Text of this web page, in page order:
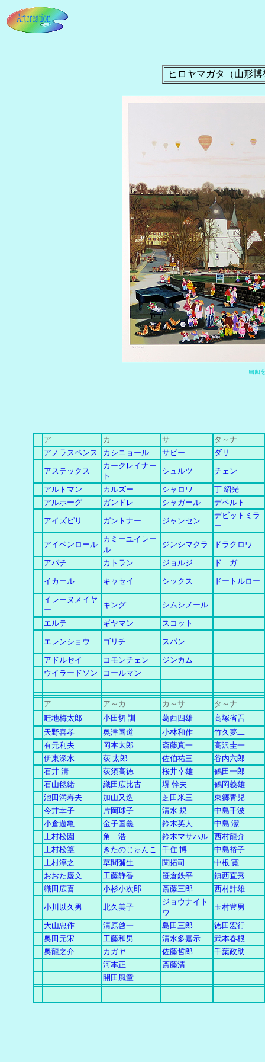
ヒロヤマガタ（山形
画面
ア カ サ
タ～ナ
アノラスペンス
カシニョール サビー ダリ
アステックス
カークレイナー
ト
シュルツ チェン
アルトマン カルズー シャロワ
丁 紹光
アルホーグ
ガンドレ シャガール デペルト
アイズピリ ガントナー ジャンセン
デビットミラ
ー
アイベンロール
カミーユイレー
ル
ジンシマクラ ドラクロワ
アバチ カトラン ジョルジ ド ガ
イカール キャセイ シックス ドートルロー
イレーヌメイヤ
ー
キング シムシメール
エルテ ギヤマン スコット
エレンショウ ゴリチ スパン
アドルセイ コモンチェン
ジンカム
ウイラードソン
コールマン
ア ア～カ カ ～ サ
タ～ナ
畦地梅太郎
小田切 訓 葛西四雄
高塚省吾
天野喜孝
奥津国道 小林和作
竹久夢二
有元利夫
岡本太郎 斎藤真一
高沢圭一
伊東深水
荻 太郎 佐伯祐三
谷内六郎
石井 清
荻須高徳 桜井幸雄
鶴田一郎
石山毬緒
織田広比古 堺 幹夫
鶴岡義雄
池田満寿夫
加山又造 芝田米三
東郷青児
今井幸子
片岡球子 清水 規
中島千波
小倉遊亀
金子国義 鈴木英人
中島 潔
上村松園
角 浩 鈴木マサハル
西村龍介
上村松篁
きたのじゅんこ 千住 博
中島裕子
上村淳之
草間彌生 関拓司
中根 寛
おおた慶文
工藤静香 笹倉鉄平
鎮西直秀
織田広喜
小杉小次郎 斎藤三郎 西村計雄
小川以久男 北久美子
ジョウナイト
ウ
玉村豊男
大山忠作 清原啓一 島田三郎
徳田宏行
奥田元宋
工藤和男 清水多嘉示
武本春根
奥龍之介
カガヤ 佐藤哲郎
千葉政助
河本正
斎藤清
開田風童